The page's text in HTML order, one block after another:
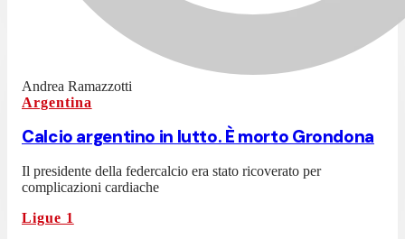
Andrea Ramazzotti
Argentina
Calcio argentino in lutto. È morto Grondona
Il presidente della federcalcio era stato ricoverato per
complicazioni cardiache
Ligue 1